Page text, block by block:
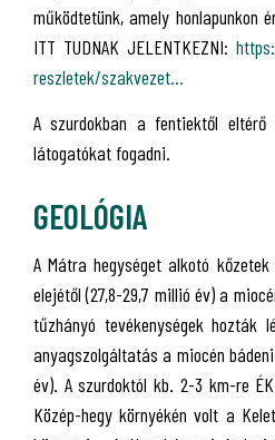
működtetünk, amely honlapunkon
ITT TUDNAK JELENTKEZNI:
reszletek/szakvezet...
A szurdokban a fentiektől eltérő
látogatókat fogadni.
GEOLÓGIA
A Mátra hegységet alkotó
elejétől (27,8-29,7 millió év) a
tűzhányó tevékenységek hozták
anyagszolgáltatás a miocén
év). A szurdoktól kb. 2-3 km-re
Közép-hegy környékén volt a